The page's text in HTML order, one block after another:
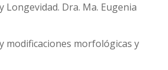
Longevidad. Dra. Ma. Eugenia
modificaciones morfológicas y